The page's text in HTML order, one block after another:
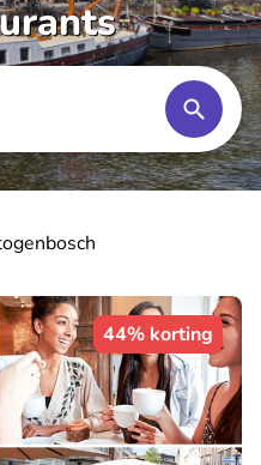
44% korting